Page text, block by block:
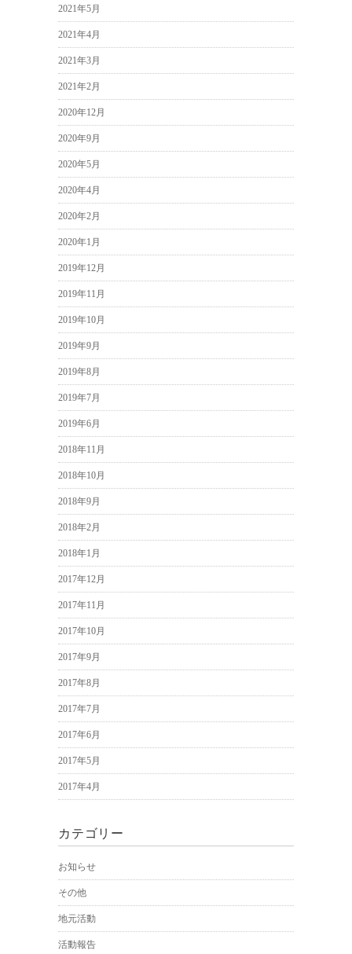
2021年5月
2021年4月
2021年3月
2021年2月
2020年12月
2020年9月
2020年5月
2020年4月
2020年2月
2020年1月
2019年12月
2019年11月
2019年10月
2019年9月
2019年8月
2019年7月
2019年6月
2018年11月
2018年10月
2018年9月
2018年2月
2018年1月
2017年12月
2017年11月
2017年10月
2017年9月
2017年8月
2017年7月
2017年6月
2017年5月
2017年4月
カテゴリー
お知らせ
その他
地元活動
活動報告